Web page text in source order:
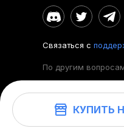
КУПИТЬ
Связаться с
По другим
©2026. CryptoTab